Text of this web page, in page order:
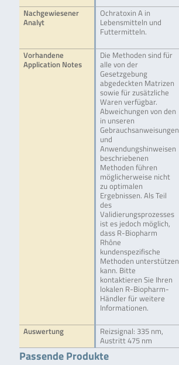
Nachgewiesener
Analyt
Ochratoxin A in
Lebensmitteln und
Futtermitteln.
Vorhandene
Application Notes
Die Methoden sind für
alle von der
Gesetzgebung
abgedeckten Matrizen
sowie für zusätzliche
Waren verfügbar.
Abweichungen von den
in unseren
Gebrauchsanweisungen
und
Anwendungshinweisen
beschriebenen
Methoden führen
möglicherweise nicht
zu optimalen
Ergebnissen. Als Teil
des
Validierungsprozesses
ist es jedoch möglich,
dass R-Biopharm
Rhône
kundenspezifische
Methoden unterstützen
kann. Bitte
kontaktieren Sie Ihren
lokalen R-Biopharm-
Händler für weitere
Informationen.
Auswertung
Reizsignal: 335 nm,
Austritt 475 nm
Passende Produkte